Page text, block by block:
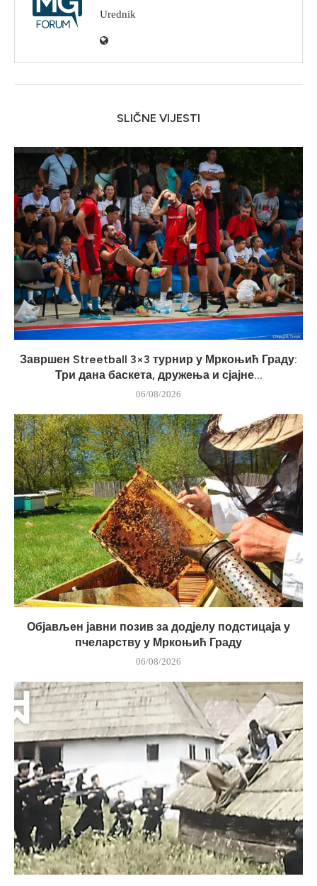
Urednik
SLIČNE VIJESTI
Завршен Streetball 3×3 турнир у Мркоњић Граду:
Три дана баскета, дружења и сјајне...
06/08/2026
Објављен јавни позив за додјелу подстицаја у
пчеларству у Мркоњић Граду
06/08/2026